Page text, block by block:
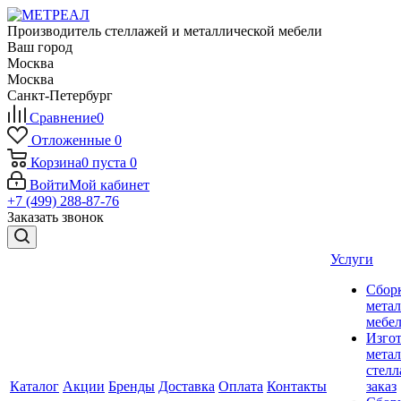
Производитель стеллажей и металлической мебели
Ваш город
Москва
Москва
Санкт-Петербург
Сравнение0
Отложенные 0
Корзина0 пуста 0
ВойтиМой кабинет
+7 (499) 288-87-76
Заказать звонок
Каталог Акции Бренды Доставка Оплата Контакты
Услуги
заказ